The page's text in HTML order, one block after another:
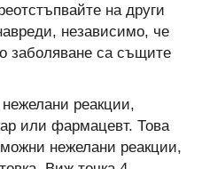
на други
независимо, че
заболяване са същите
реакции,
или фармацевт. Това
нежелани реакции,